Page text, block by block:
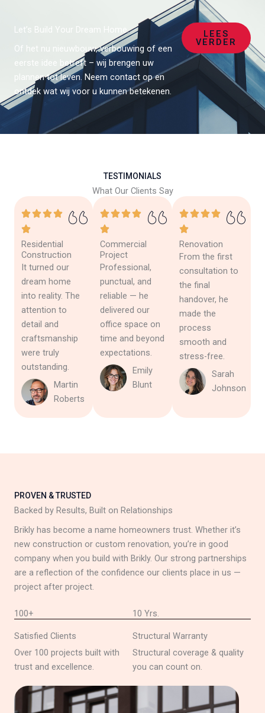
Let’s Build Your Dream Home.
Of het nu nieuwbouw, verbouwing of een
eerste idee betreft – wij brengen uw
plannen tot leven. Neem contact op en
ontdek wat wij voor u kunnen betekenen.
LEES
VERDER
TESTIMONIALS
What Our Clients Say
Residential
Construction
It turned our
dream home
into reality. The
attention to
detail and
craftsmanship
were truly
outstanding.
Martin
Roberts
Commercial
Project
Professional,
punctual, and
reliable — he
delivered our
office space on
time and beyond
expectations.
Emily
Blunt
Renovation
From the first
consultation to
the final
handover, he
made the
process
smooth and
stress-free.
Sarah
Johnson
PROVEN & TRUSTED
Backed by Results, Built on Relationships
Brikly has become a name homeowners trust. Whether it’s
new construction or custom renovation, you’re in good
company when you build with Brikly. Our strong partnerships
are a reflection of the confidence our clients place in us —
project after project.
100+
Satisfied Clients
Over 100 projects built with
trust and excellence.
10 Yrs.
Structural Warranty
Structural coverage & quality
you can count on.